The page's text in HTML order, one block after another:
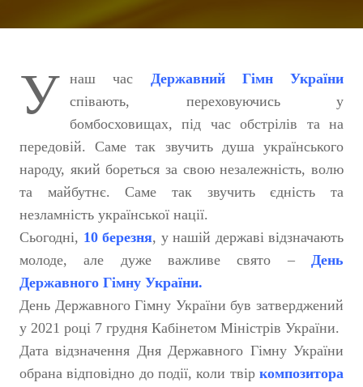
У наш час Державний Гімн України
співають, переховуючись у
бомбосховищах, під час обстрілів та на
передовій. Саме так звучить душа українського
народу, який бореться за свою незалежність, волю
та майбутнє. Саме так звучить єдність та
незламність української нації.
Сьогодні, 10 березня, у нашій державі відзначають
молоде, але дуже важливе свято – День
Державного Гімну України.
День Державного Гімну України був затверджений
у 2021 році 7 грудня Кабінетом Міністрів України.
Дата відзначення Дня Державного Гімну України
обрана відповідно до події, коли твір композитора